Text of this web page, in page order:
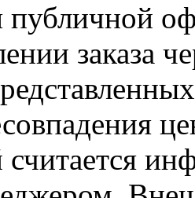
публичной
заказа